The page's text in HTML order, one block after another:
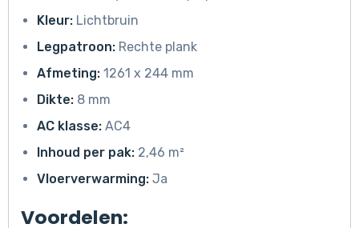
Kleur: Lichtbruin
Legpatroon: Rechte plank
Afmeting: 1261 x 244 mm
Dikte: 8 mm
AC klasse: AC4
Inhoud per pak: 2,46 m²
Vloerverwarming: Ja
Voordelen: